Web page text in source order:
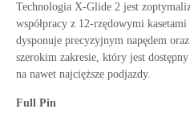
Technologia X-Glide 2 jest
współpracy z 12-rzędowymi
dysponuje precyzyjnym napędem
szerokim zakresie, który jest
na nawet najcięższe podjazdy.
Full Pin